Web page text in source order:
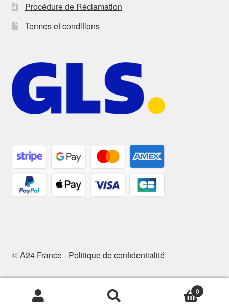
Procédure de Réclamation
Termes et conditions
©A24 France- Politique de confidentialité
Recherche
Recherche
0